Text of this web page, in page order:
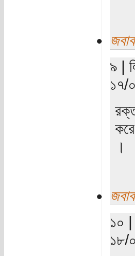
জবাব
৯ |
১৭/
।
জবাব
১০ |
১৮/